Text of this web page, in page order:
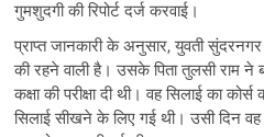
गुमशुदगी की रिपोर्ट दर्ज करवाई।
प्राप्त जानकारी के अनुसार, युवती
की रहने वाली है। उसके पिता तुलसी राम ने
कक्षा की परीक्षा दी थी। वह सिलाई का
सिलाई सीखने के लिए गई थी। उसी दिन